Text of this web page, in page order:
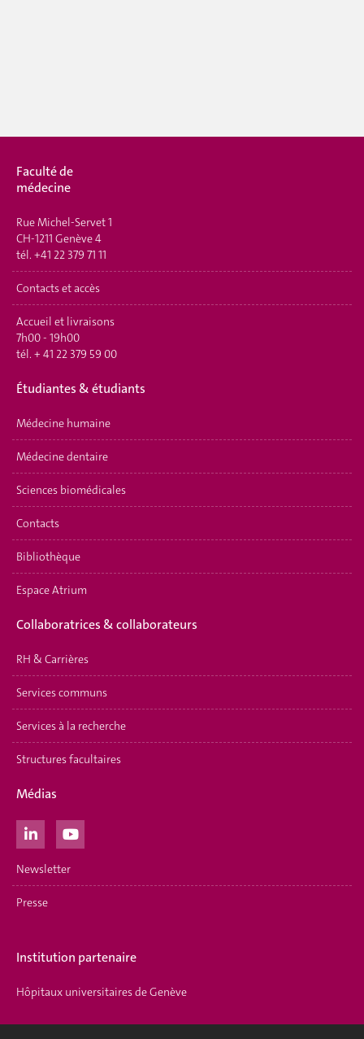
Faculté de
médecine
Rue Michel-Servet 1
CH-1211 Genève 4
tél. +41 22 379 71 11
Contacts et accès
Accueil et livraisons
7h00 - 19h00
tél. + 41 22 379 59 00
Étudiantes & étudiants
Médecine humaine
Médecine dentaire
Sciences biomédicales
Contacts
Bibliothèque
Espace Atrium
Collaboratrices & collaborateurs
RH & Carrières
Services communs
Services à la recherche
Structures facultaires
Médias
Newsletter
Presse
Institution partenaire
Hôpitaux universitaires de Genève